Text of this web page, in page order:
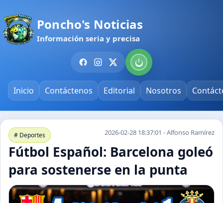
Poncho's Noticias
Información seria y precisa
Inicio Contáctenos Editorial Nosotros
# Deportes 2026-02-28 18:37:01 - Alfonso Ramírez
Fútbol Español: Barcelona goleó
para sostenerse en la punta